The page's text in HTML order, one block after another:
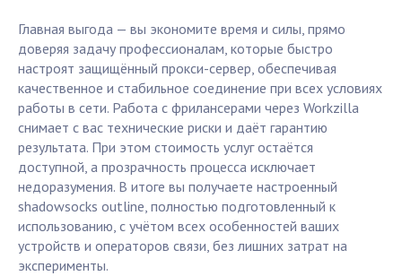
Главная выгода — вы экономите время и силы, прямо
доверяя задачу профессионалам, которые быстро
настроят защищённый прокси-сервер, обеспечивая
качественное и стабильное соединение при всех условиях
работы в сети. Работа с фрилансерами через Workzilla
снимает с вас технические риски и даёт гарантию
результата. При этом стоимость услуг остаётся
доступной, а прозрачность процесса исключает
недоразумения. В итоге вы получаете настроенный
shadowsocks outline, полностью подготовленный к
использованию, с учётом всех особенностей ваших
устройств и операторов связи, без лишних затрат на
эксперименты.